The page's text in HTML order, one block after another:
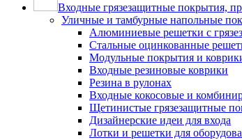
Входные грязезащитные покрытия,
Уличные и тамбурные напольные
Алюминиевые решетки с
Стальные оцинкованные
Модульные покрытия и
Входные резиновые коврики
Резина в рулонах
Входные кокосовые и
Щетинистые грязезащитные
Дизайнерские идеи для входа
Лотки и решетки для